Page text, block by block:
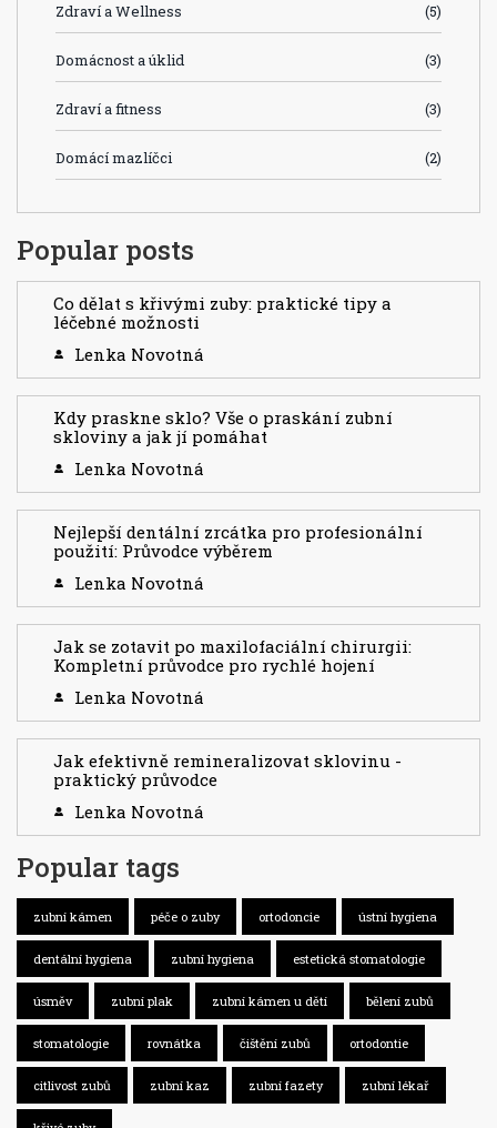
Zdraví a Wellness (5)
Domácnost a úklid (3)
Zdraví a fitness (3)
Domácí mazlíčci (2)
Popular posts
Co dělat s křivými zuby: praktické tipy a
léčebné možnosti
Lenka Novotná
Kdy praskne sklo? Vše o praskání zubní
skloviny a jak jí pomáhat
Lenka Novotná
Nejlepší dentální zrcátka pro profesionální
použití: Průvodce výběrem
Lenka Novotná
Jak se zotavit po maxilofaciální chirurgii:
Kompletní průvodce pro rychlé hojení
Lenka Novotná
Jak efektivně remineralizovat sklovinu -
praktický průvodce
Lenka Novotná
Popular tags
zubní kámen péče o zuby ortodoncie ústní hygiena
dentální hygiena zubní hygiena estetická stomatologie
úsměv zubní plak zubní kámen u dětí bělení zubů
stomatologie rovnátka čištění zubů ortodontie
citlivost zubů zubní kaz zubní fazety zubní lékař